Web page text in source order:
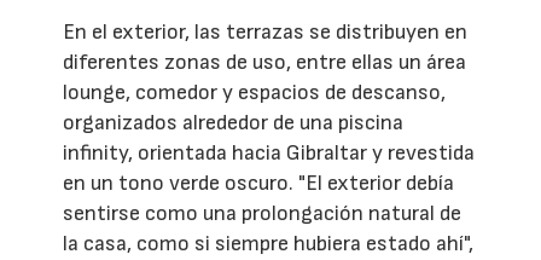
En el exterior, las terrazas se distribuyen en
diferentes zonas de uso, entre ellas un área
lounge, comedor y espacios de descanso,
organizados alrededor de una piscina
infinity, orientada hacia Gibraltar y revestida
en un tono verde oscuro. "El exterior debía
sentirse como una prolongación natural de
la casa, como si siempre hubiera estado ahí",